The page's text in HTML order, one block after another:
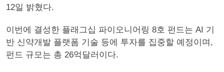
12일 밝혔다.
이번에 결성한 플래그십 파이오니어링 8호 펀드는 AI 기
반 신약개발 플랫폼 기술 등에 투자를 집중할 예정이며,
펀드 규모는 총 26억달러이다.